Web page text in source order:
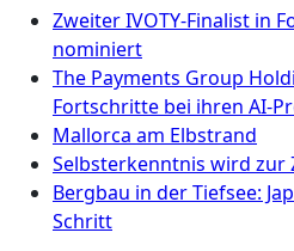
Zweiter IVOTY-Finalist in
nominiert
The Payments Group
Fortschritte bei ihren AI-
Mallorca am Elbstrand
Selbsterkenntnis wird
Bergbau in der Tiefsee:
Schritt